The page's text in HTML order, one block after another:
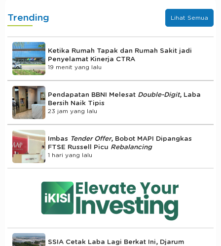
Trending Lihat Semua
Ketika Rumah Tapak dan Rumah Sakit jadi
Penyelamat Kinerja CTRA
19 menit yang lalu
Pendapatan BBNI Melesat Double-Digit, Laba
Bersih Naik Tipis
23 jam yang lalu
Imbas Tender Offer, Bobot MAPI Dipangkas
FTSE Russell Picu Rebalancing
1 hari yang lalu
SSIA Cetak Laba Lagi Berkat Ini, Djarum